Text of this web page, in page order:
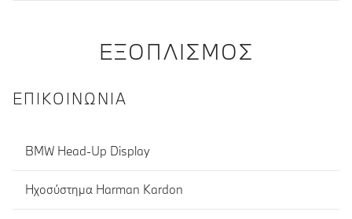
ΕΞΟΠΛΙΣΜΌΣ
ΕΠΙΚΟΙΝΩΝΊΑ
BMW Head-Up Display
Ηχοσύστημα Harman Kardon